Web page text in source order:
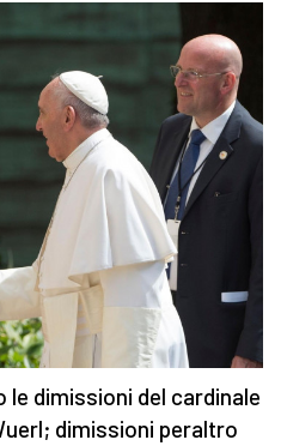
dimissioni del cardinale
dimissioni peraltro